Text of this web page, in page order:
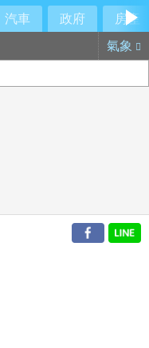
汽車 政府
房產
氣象